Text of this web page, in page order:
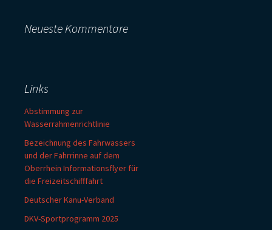
Neueste Kommentare
Links
Abstimmung zur
Wasserrahmenrichtlinie
Bezeichnung des Fahrwassers
und der Fahrrinne auf dem
Oberrhein Informationsflyer für
die Freizeitschifffahrt
Deutscher Kanu-Verband
DKV-Sportprogramm 2025